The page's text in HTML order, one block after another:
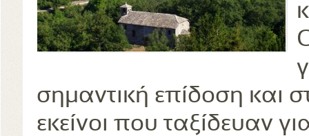
σημαντική επίδοση και
εκείνοι που ταξίδευαν